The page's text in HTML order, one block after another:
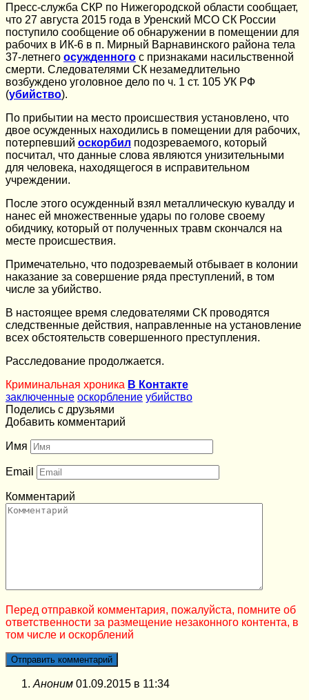
Пресс-служба СКР по Нижегородской области сообщает,
что 27 августа 2015 года в Уренский МСО СК России
поступило сообщение об обнаружении в помещении для
рабочих в ИК-6 в п. Мирный Варнавинского района тела
37-летнего осужденного с признаками насильственной
смерти. Следователями СК незамедлительно
возбуждено уголовное дело по ч. 1 ст. 105 УК РФ
(убийство).
По прибытии на место происшествия установлено, что
двое осужденных находились в помещении для рабочих,
потерпевший оскорбил подозреваемого, который
посчитал, что данные слова являются унизительными
для человека, находящегося в исправительном
учреждении.
После этого осужденный взял металлическую кувалду и
нанес ей множественные удары по голове своему
обидчику, который от полученных травм скончался на
месте происшествия.
Примечательно, что подозреваемый отбывает в колонии
наказание за совершение ряда преступлений, в том
числе за убийство.
В настоящее время следователями СК проводятся
следственные действия, направленные на установление
всех обстоятельств совершенного преступления.
Расследование продолжается.
Криминальная хроника В Контакте
заключенные оскорбление убийство
Поделись с друзьями
Добавить комментарий
Имя
Email
Комментарий
Перед отправкой комментария, пожалуйста, помните об
ответственности за размещение незаконного контента, в
том числе и оскорблений
Аноним 01.09.2015 в 11:34